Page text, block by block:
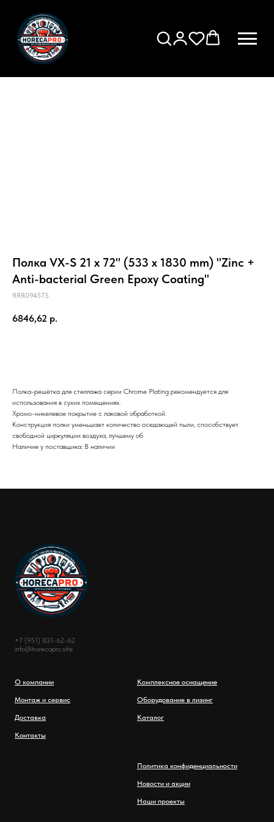
Полка VX-S 21 х 72" (533 х 1830 mm) "Zinc +
Anti-bacterial Green Epoxy Coating"
ЯЯЯ094575
6846,62 р.
Полка-решётка для стеллажа серии Chrome Plating рекомендуется для
использования в сухих помещениях.
Хромо-никелевое покрытие с лаковой обработкой.
Конструкция полки уменьшает количество оседающей пыли, способствует
свободной циркуляции воздуха, лучшему об
Наличие у поставщика: В наличии
+7 (951) 831-62-62
info@horecapro.site
О компании
Монтаж и сервис
Доставка
Контакты
Комплексное оснащение
Оборудование в лизинг
Каталог
Политика конфиденциальности
Новости и акции
Наши проекты